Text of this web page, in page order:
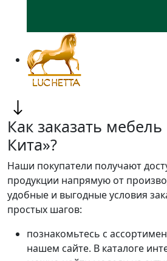
Как заказать
Кита»?
Наши покупатели получают
продукции напрямую от
удобные и выгодные условия
простых шагов:
познакомьтесь с
нашем сайте. В каталоге